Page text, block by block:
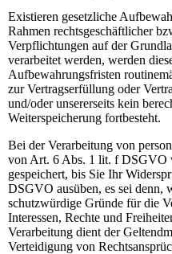
Existieren gesetzliche
Rahmen rechtsgeschäftlicher
Verpflichtungen auf der
verarbeitet werden, werden
Aufbewahrungsfristen
zur Vertragserfüllung oder
und/oder unsererseits kein
Weiterspeicherung fortbesteht.
Bei der Verarbeitung von
von Art. 6 Abs. 1 lit. f DSGVO
gespeichert, bis Sie Ihr
DSGVO ausüben, es sei denn,
schutzwürdige Gründe für die
Interessen, Rechte und
Verarbeitung dient der
Verteidigung von